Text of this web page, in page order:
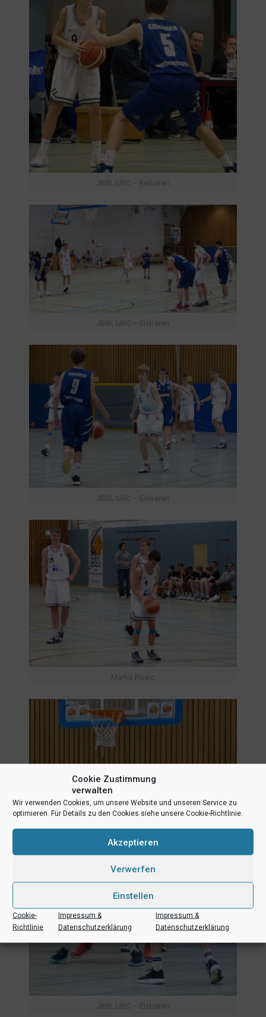
Cookie Zustimmung
verwalten
Wir verwenden Cookies, um unsere Website und unseren Service zu
optimieren. Für Details zu den Cookies siehe unsere Cookie-Richtlinie.
Akzeptieren
Verwerfen
Einstellen
Cookie-
Richtlinie
Impressum &
Datenschutzerklärung
Impressum &
Datenschutzerklärung
JBBL UBC – Eisbären
JBBL UBC – Eisbären
JBBL UBC – Eisbären
Marko Rosic
JBBL UBC – Eisbären